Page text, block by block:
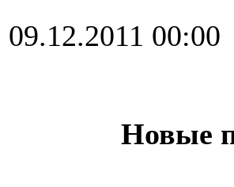
09.12.2011 00:00
Новые